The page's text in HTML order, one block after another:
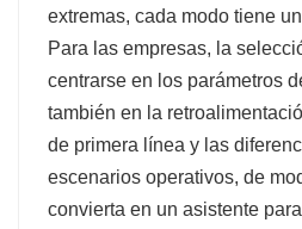
extremas, cada modo tiene
Para las empresas, la
centrarse en los parámetros
también en la
de primera línea y las
escenarios operativos, de
convierta en un asistente